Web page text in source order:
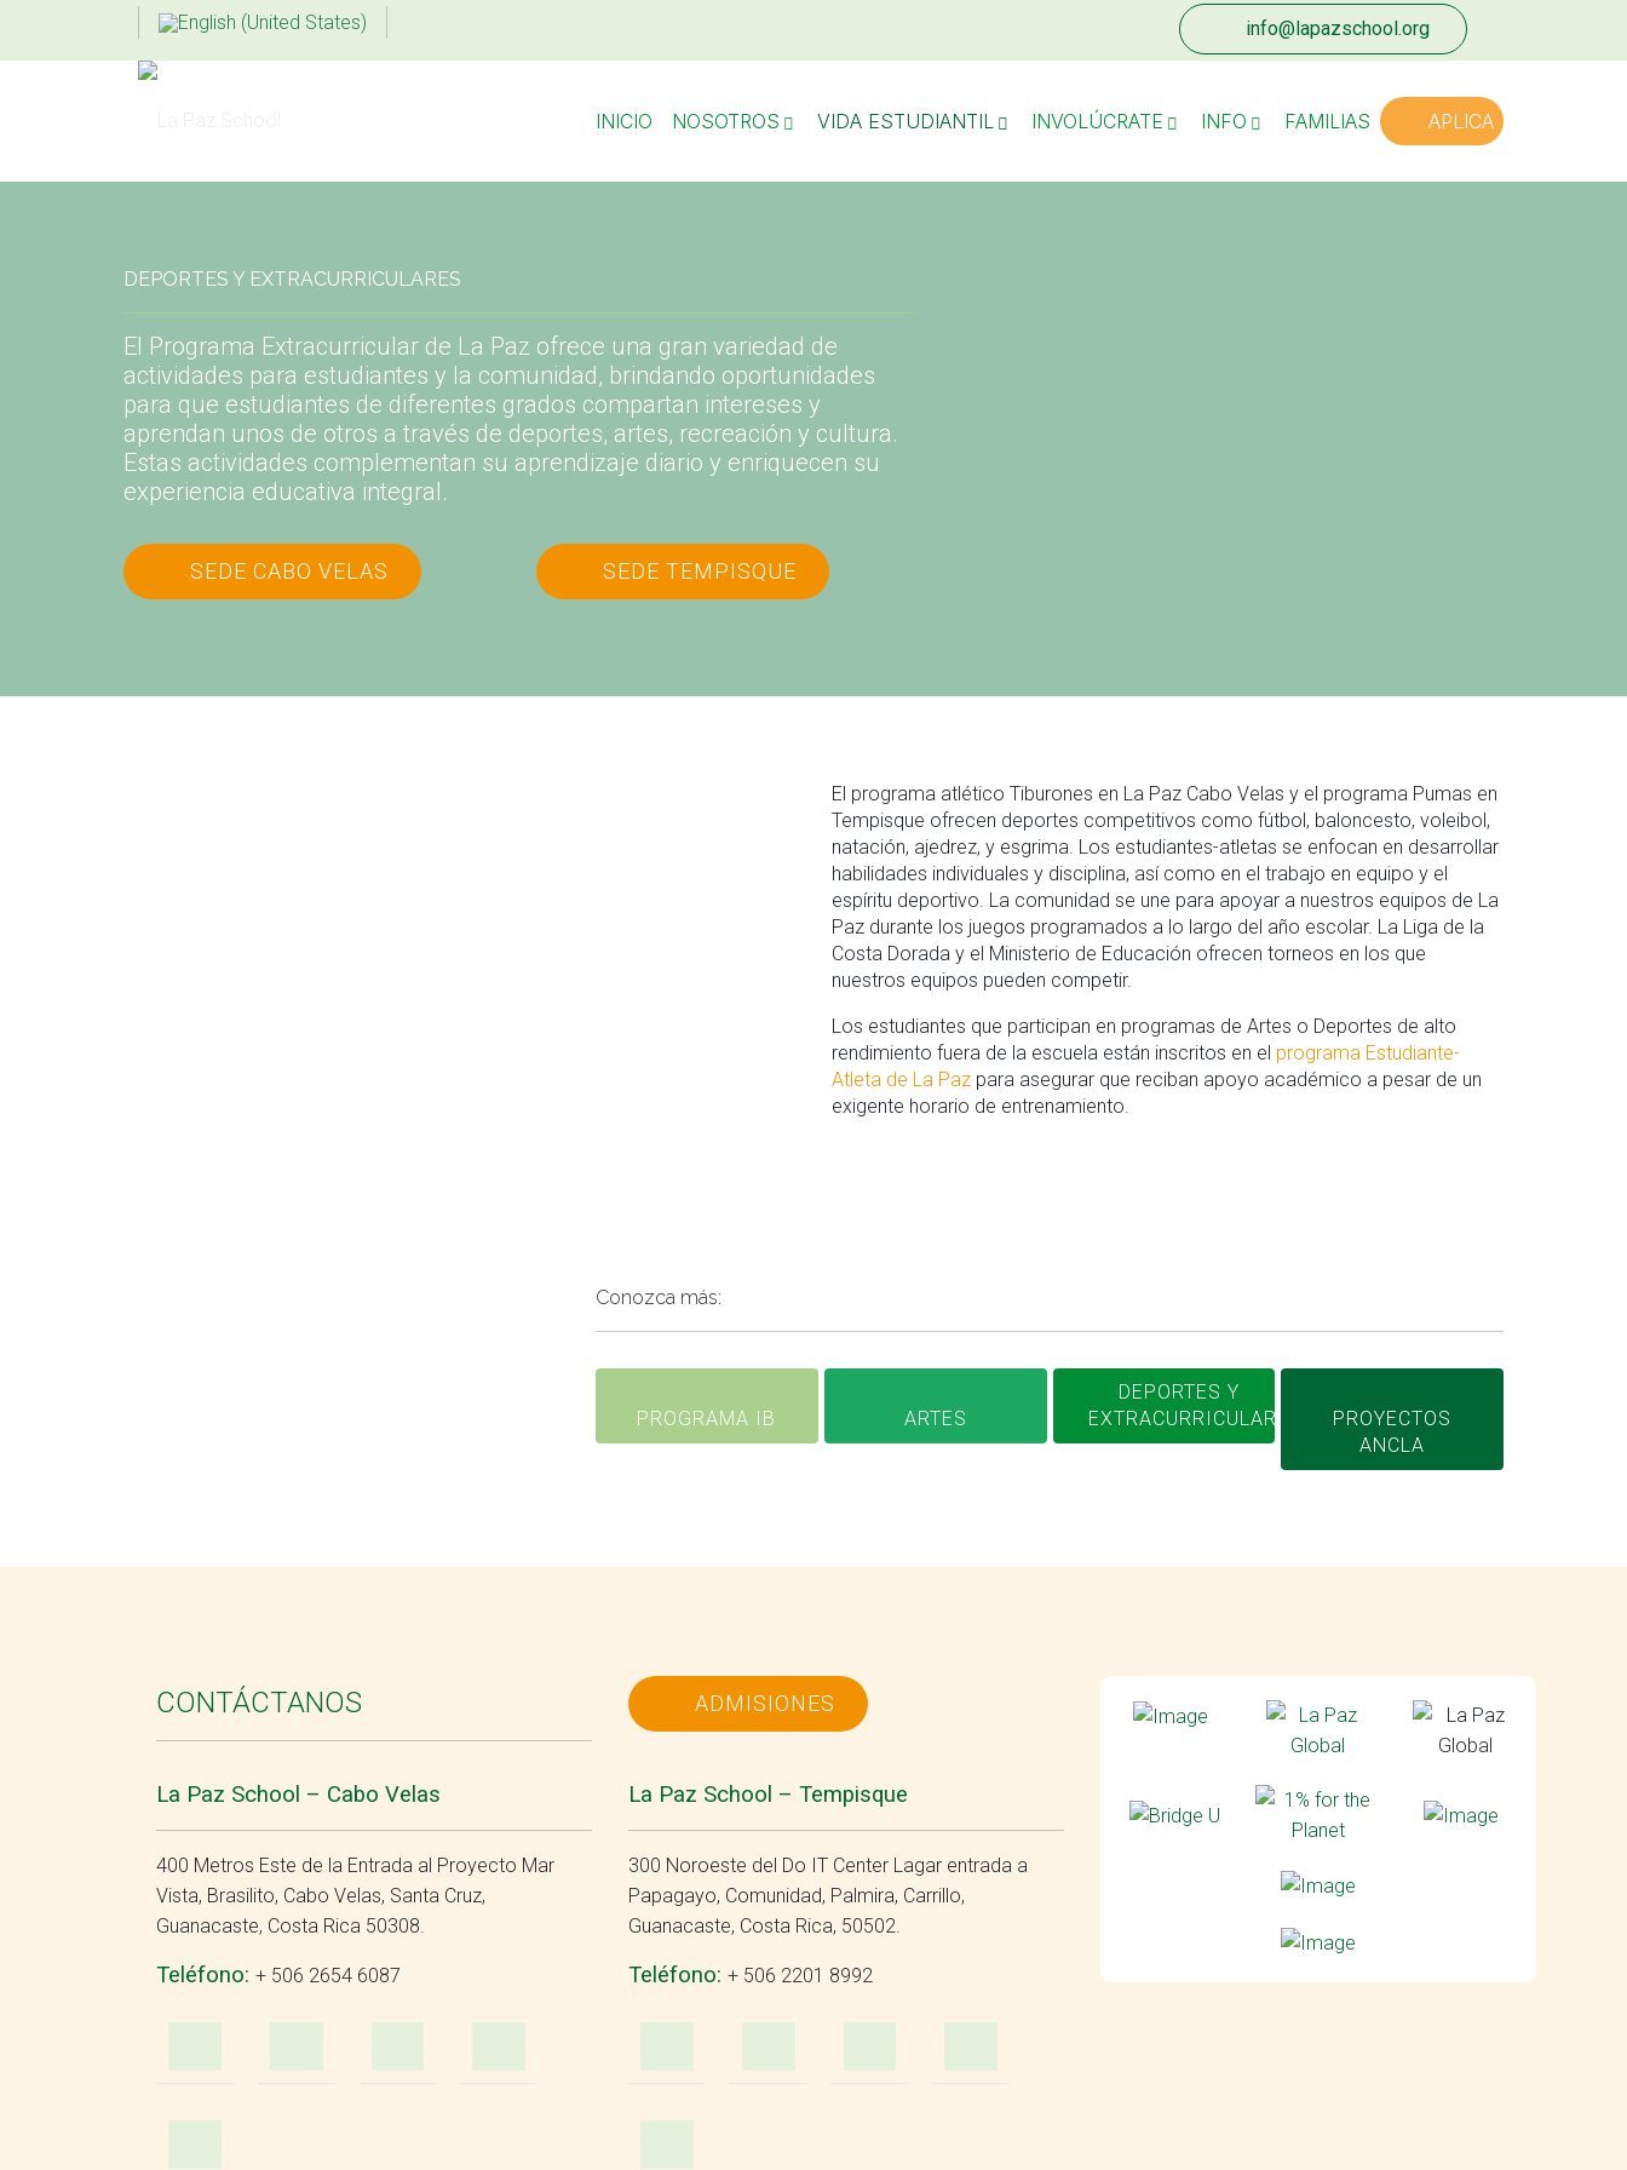
info@lapazschool.org
INICIO NOSOTROS VIDA ESTUDIANTIL INVOLÚCRATE INFO FAMILIAS APLICA
DEPORTES Y EXTRACURRICULARES
El Programa Extracurricular de La Paz ofrece una gran variedad de
actividades para estudiantes y la comunidad, brindando oportunidades
para que estudiantes de diferentes grados compartan intereses y
aprendan unos de otros a través de deportes, artes, recreación y cultura.
Estas actividades complementan su aprendizaje diario y enriquecen su
experiencia educativa integral.
SEDE CABO VELAS SEDE TEMPISQUE
El programa atlético Tiburones en La Paz Cabo Velas y el programa Pumas en
Tempisque ofrecen deportes competitivos como fútbol, baloncesto, voleibol,
natación, ajedrez, y esgrima. Los estudiantes-atletas se enfocan en desarrollar
habilidades individuales y disciplina, así como en el trabajo en equipo y el
espíritu deportivo. La comunidad se une para apoyar a nuestros equipos de La
Paz durante los juegos programados a lo largo del año escolar. La Liga de la
Costa Dorada y el Ministerio de Educación ofrecen torneos en los que
nuestros equipos pueden competir.
Los estudiantes que participan en programas de Artes o Deportes de alto
rendimiento fuera de la escuela están inscritos en el programa Estudiante-
Atleta de La Paz para asegurar que reciban apoyo académico a pesar de un
exigente horario de entrenamiento.
Conozca más:
PROGRAMA IB ARTES
DEPORTES Y
EXTRACURRICULARES
PROYECTOS
ANCLA
CONTÁCTANOS ADMISIONES
La Paz School – Cabo Velas
400 Metros Este de la Entrada al Proyecto Mar
Vista, Brasilito, Cabo Velas, Santa Cruz,
Guanacaste, Costa Rica 50308.
Teléfono: + 506 2654 6087
La Paz School – Tempisque
300 Noroeste del Do IT Center Lagar entrada a
Papagayo, Comunidad, Palmira, Carrillo,
Guanacaste, Costa Rica, 50502.
Teléfono: + 506 2201 8992